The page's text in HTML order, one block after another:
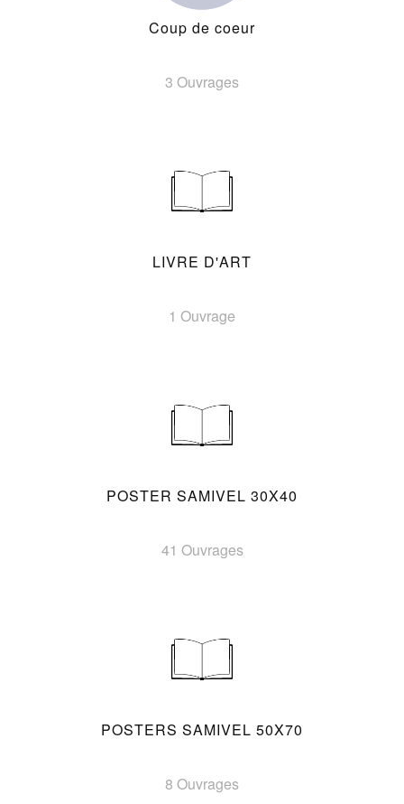
Coup de coeur
3 Ouvrages
LIVRE D'ART
1 Ouvrage
POSTER SAMIVEL 30X40
41 Ouvrages
POSTERS SAMIVEL 50X70
8 Ouvrages